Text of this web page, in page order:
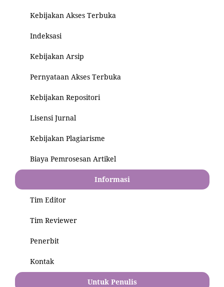
Kebijakan Akses Terbuka
Indeksasi
Kebijakan Arsip
Pernyataan Akses Terbuka
Kebijakan Repositori
Lisensi Jurnal
Kebijakan Plagiarisme
Biaya Pemrosesan Artikel
Informasi
Tim Editor
Tim Reviewer
Penerbit
Kontak
Untuk Penulis